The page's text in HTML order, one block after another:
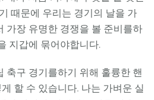
때문에 우리는 경기의 날을 가
가장 유명한 경쟁을 볼 준비를하
지갑에 묶어야합니다.
축구 경기를하기 위해 훌륭한 핸
할 수 있습니다. 나는 가벼운 실